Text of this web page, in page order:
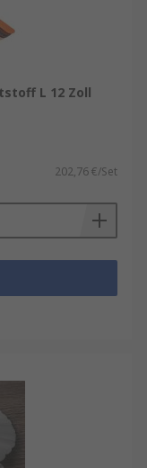
L 12 Zoll
202,76 €/Set